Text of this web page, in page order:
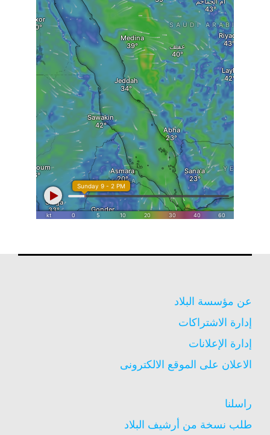
عن مؤسسة البلاد
إدارة الاشتراكات
إدارة الإعلانات
الاعلان على الموقع الالكترونى
راسلنا
طلب نسخة من أرشيف البلاد